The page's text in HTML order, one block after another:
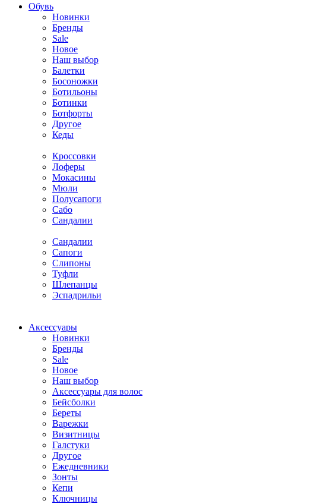
Обувь
Новинки
Бренды
Sale
Новое
Наш выбор
Балетки
Босоножки
Ботильоны
Ботинки
Ботфорты
Другое
Кеды
Кроссовки
Лоферы
Мокасины
Мюли
Полусапоги
Сабо
Сандалии
Сандалии
Сапоги
Слипоны
Туфли
Шлепанцы
Эспадрильи
Аксессуары
Новинки
Бренды
Sale
Новое
Наш выбор
Аксессуары для волос
Бейсболки
Береты
Варежки
Визитницы
Галстуки
Другое
Ежедневники
Зонты
Кепи
Ключницы